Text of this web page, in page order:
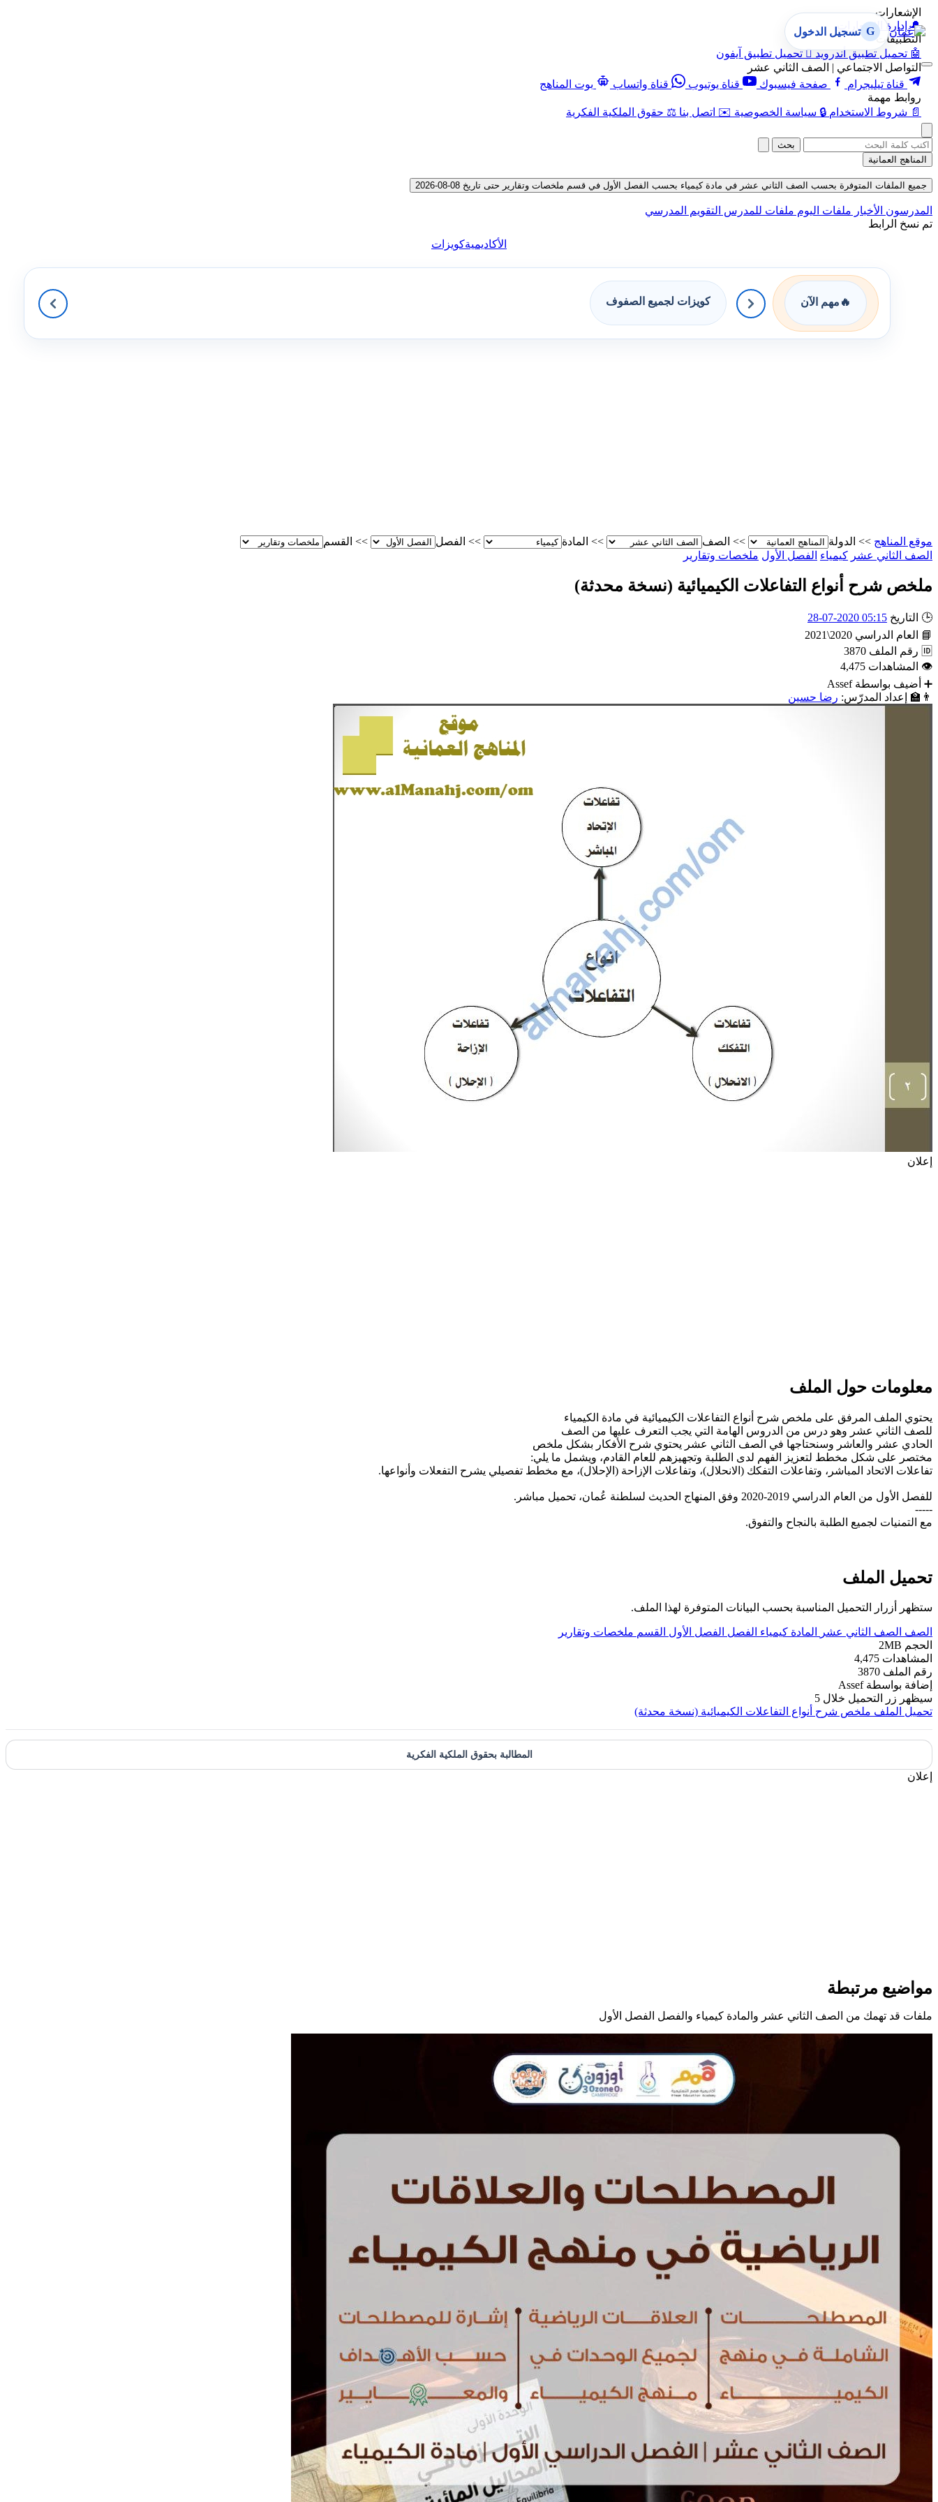
الإشعارات
🔔 إدارة الإشعارات
التطبيقات
🤖 تحميل تطبيق أندرويد  تحميل تطبيق آيفون
التواصل الاجتماعي | الصف الثاني عشر
قناة تيليجرام
صفحة فيسبوك قناة يوتيوب قناة واتساب
بوت المناهج
روابط مهمة
📄 شروط الاستخدام 🔒 سياسة الخصوصية ✉️ اتصل بنا ⚖️ حقوق الملكية الفكرية
G تسجيل الدخول
بحث
المناهج العمانية
جميع الملفات المتوفرة بحسب الصف الثاني عشر في مادة كيمياء بحسب الفصل الأول في قسم ملخصات وتقارير حتى تاريخ 08-08-2026
المدرسون الأخبار ملفات اليوم ملفات للمدرس التقويم المدرسي
تم نسخ الرابط
الأكاديميةكويزات
🔥 مهم الآن كويزات لجميع الصفوف
موقع المناهج >> الدولة >> الصف >> المادة >> الفصل >> القسم
الصف الثاني عشر كيمياء الفصل الأول ملخصات وتقارير
ملخص شرح أنواع التفاعلات الكيميائية (نسخة محدثة)
🕒 التاريخ 05:15 2020-07-28
📘
العام الدراسي 2020\2021
🆔 رقم الملف 3870
👁 المشاهدات 4,475
➕ أضيف بواسطة Assef
👨‍🏫
إعداد المدرّس: رضا حسين
إعلان
معلومات حول الملف
يحتوي الملف المرفق على ملخص شرح أنواع التفاعلات الكيميائية في مادة الكيمياء
للصف الثاني عشر وهو درس من الدروس الهامة التي يجب التعرف عليها من الصف
الحادي عشر والعاشر وسنحتاجها في الصف الثاني عشر يحتوي شرح الأفكار بشكل ملخص
مختصر على شكل مخطط لتعزيز الفهم لدى الطلبة وتجهيزهم للعام القادم، ويشمل ما يلي:
تفاعلات الاتحاد المباشر، وتفاعلات التفكك (الانحلال)، وتفاعلات الإزاحة (الإحلال)، مع مخطط تفصيلي يشرح التفعلات وأنواعها.
للفصل الأول من العام الدراسي 2019-2020 وفق المنهاج الحديث لسلطنة عُمان، تحميل مباشر.
-----
مع التمنيات لجميع الطلبة بالنجاح والتفوق.
تحميل الملف
ستظهر أزرار التحميل المناسبة بحسب البيانات المتوفرة لهذا الملف.
الصف الصف الثاني عشر المادة كيمياء الفصل الفصل الأول القسم ملخصات وتقارير
الحجم 2MB
المشاهدات 4,475
رقم الملف 3870
إضافة بواسطة Assef
سيظهر زر التحميل خلال 5
تحميل الملف ملخص شرح أنواع التفاعلات الكيميائية (نسخة محدثة)
المطالبة بحقوق الملكية الفكرية
إعلان
مواضيع مرتبطة
ملفات قد تهمك من الصف الثاني عشر والمادة كيمياء والفصل الفصل الأول